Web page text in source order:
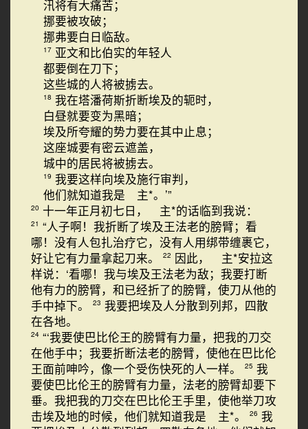
汛将有大痛苦；
挪要被攻破；
挪弗要白日临敌。
17 亚文和比伯实的年轻人
都要倒在刀下；
这些城的人将被掳去。
18 我在塔潘荷斯折断埃及的轭时，
白昼就要变为黑暗；
埃及所夸耀的势力要在其中止息；
这座城要有密云遮盖，
城中的居民将被掳去。
19 我要这样向埃及施行审判，
他们就知道我是 主*。’”
20 十一年正月初七日， 主*的话临到我说：
21 “人子啊！我折断了埃及王法老的膀臂；看
哪！没有人包扎治疗它，没有人用绑带缠裹它，
好让它有力量拿起刀来。
22 因此， 主*安拉这
样说：‘看哪！我与埃及王法老为敌；我要打断
他有力的膀臂，和已经折了的膀臂，使刀从他的
手中掉下。
23 我要把埃及人分散到列邦，四散
在各地。
24 “‘我要使巴比伦王的膀臂有力量，把我的刀交
在他手中；我要折断法老的膀臂，使他在巴比伦
王面前呻吟，像一个受伤快死的人一样。
25 我
要使巴比伦王的膀臂有力量，法老的膀臂却要下
垂。我把我的刀交在巴比伦王手里，使他举刀攻
击埃及地的时候，他们就知道我是 主*。
26 我